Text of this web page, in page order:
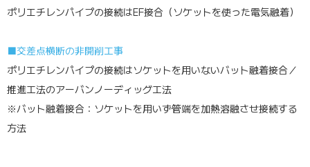
ポリエチレンパイプの接続はEF接合（ソケットを使った電気融着）
■交差点横断の非開削工事
ポリエチレンパイプの接続はソケットを用いないバット融着接合／
推進工法のアーバンノーディッグ工法
※バット融着接合：ソケットを用いず管端を加熱溶融させ接続する
方法